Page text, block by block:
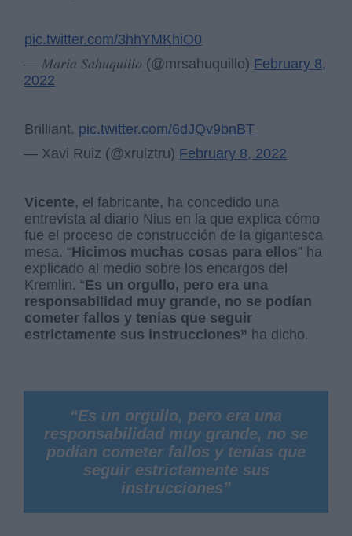
pic.twitter.com/3hhYMKhiO0
— 𝑀𝑎𝑟𝑖𝑎 𝑆𝑎ℎ𝑢𝑞𝑢𝑖𝑙𝑙𝑜 (@mrsahuquillo) February 8,
2022
Brilliant. pic.twitter.com/6dJQv9bnBT
— Xavi Ruiz (@xruiztru) February 8, 2022
Vicente, el fabricante, ha concedido una
entrevista al diario Nius en la que explica cómo
fue el proceso de construcción de la gigantesca
mesa. “Hicimos muchas cosas para ellos” ha
explicado al medio sobre los encargos del
Kremlin. “Es un orgullo, pero era una
responsabilidad muy grande, no se podían
cometer fallos y tenías que seguir
estrictamente sus instrucciones” ha dicho.
“Es un orgullo, pero era una
responsabilidad muy grande, no se
podían cometer fallos y tenías que
seguir estrictamente sus
instrucciones”